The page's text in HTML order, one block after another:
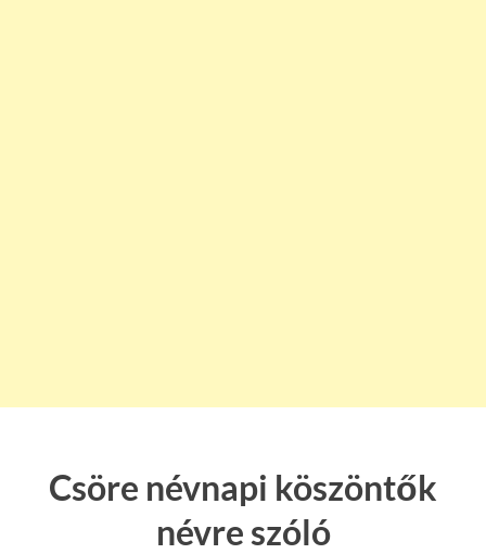
Csöre névnapi köszöntők
névre szóló